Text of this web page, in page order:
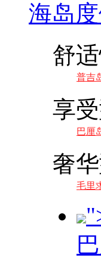
海岛
舒
普吉
享
巴厘
奢
毛里